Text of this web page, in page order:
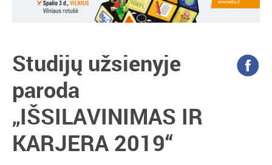
Studijų užsienyje
paroda
„IŠSILAVINIMAS IR
KARJERA 2019“